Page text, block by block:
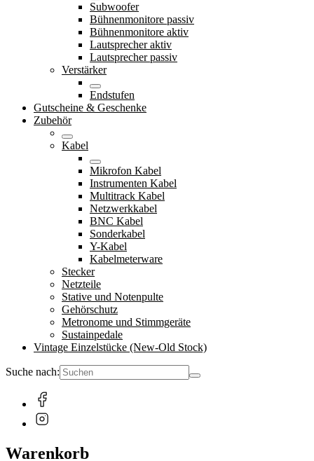
Subwoofer
Bühnenmonitore passiv
Bühnenmonitore aktiv
Lautsprecher aktiv
Lautsprecher passiv
Verstärker
Endstufen
Gutscheine & Geschenke
Zubehör
Kabel
Mikrofon Kabel
Instrumenten Kabel
Multitrack Kabel
Netzwerkkabel
BNC Kabel
Sonderkabel
Y-Kabel
Kabelmeterware
Stecker
Netzteile
Stative und Notenpulte
Gehörschutz
Metronome und Stimmgeräte
Sustainpedale
Vintage Einzelstücke (New-Old Stock)
Suche nach:
Warenkorb